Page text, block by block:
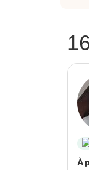
À